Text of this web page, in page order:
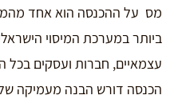
מס על ההכנסה הוא אחד
ביותר במערכת המיסוי
עצמאיים, חברות ועסקים בכל
הכנסה דורש הבנה מעמיקה